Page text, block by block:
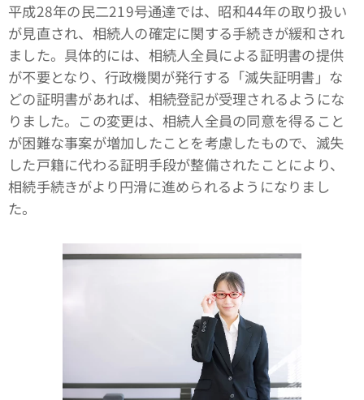
平成28年の民二219号通達では、昭和44年の取り扱い
が見直され、相続人の確定に関する手続きが緩和され
ました。具体的には、相続人全員による証明書の提供
が不要となり、行政機関が発行する「滅失証明書」な
どの証明書があれば、相続登記が受理されるようにな
りました。この変更は、相続人全員の同意を得ること
が困難な事案が増加したことを考慮したもので、滅失
した戸籍に代わる証明手段が整備されたことにより、
相続手続きがより円滑に進められるようになりまし
た。